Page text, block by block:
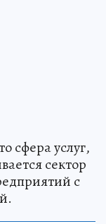
сфера услуг,
сектор
с